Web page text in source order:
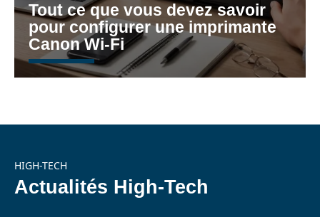
Tout ce que vous devez savoir
pour configurer une imprimante
Canon Wi-Fi
HIGH-TECH
Actualités High-Tech